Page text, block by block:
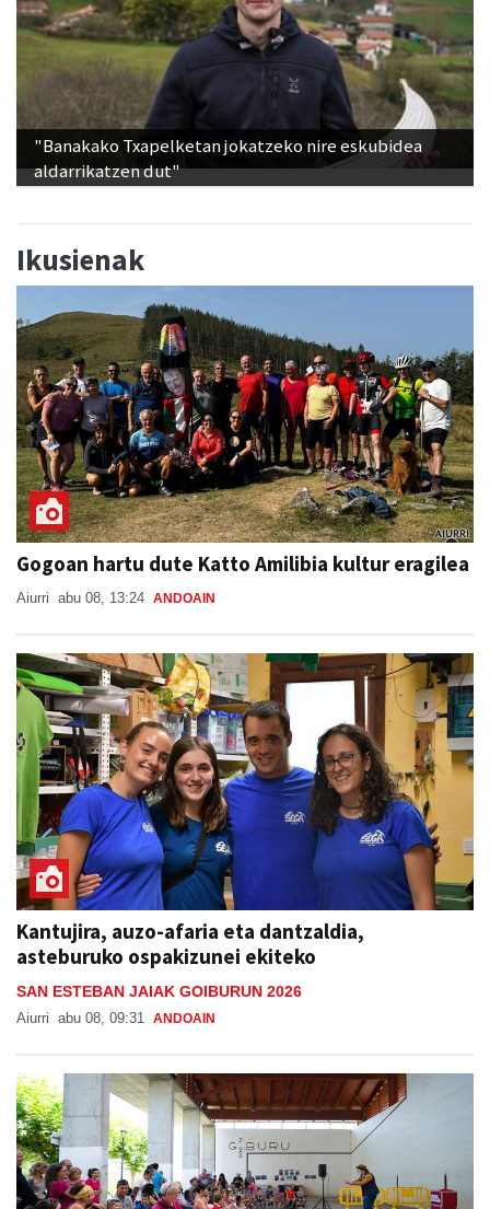
"Banakako Txapelketan jokatzeko nire eskubidea
aldarrikatzen dut"
Ikusienak
Gogoan hartu dute Katto Amilibia kultur eragilea
Aiurri abu 08, 13:24 ANDOAIN
Kantujira, auzo-afaria eta dantzaldia,
asteburuko ospakizunei ekiteko
SAN ESTEBAN JAIAK GOIBURUN 2026
Aiurri abu 08, 09:31 ANDOAIN